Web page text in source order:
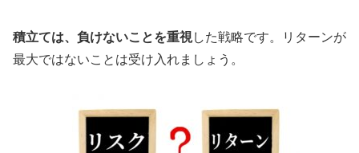
積立ては、負けないことを重視した戦略です。リターンが
最大ではないことは受け入れましょう。